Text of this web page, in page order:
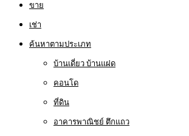
ขาย
เช่า
ค้นหาตามประเภท
บ้านเดี่ยว บ้านแฝด
คอนโด
ที่ดิน
อาคารพาณิชย์ ตึกแถว